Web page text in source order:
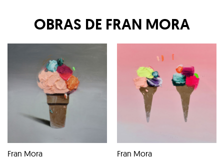
OBRAS DE FRAN MORA
Fran Mora Fran Mora